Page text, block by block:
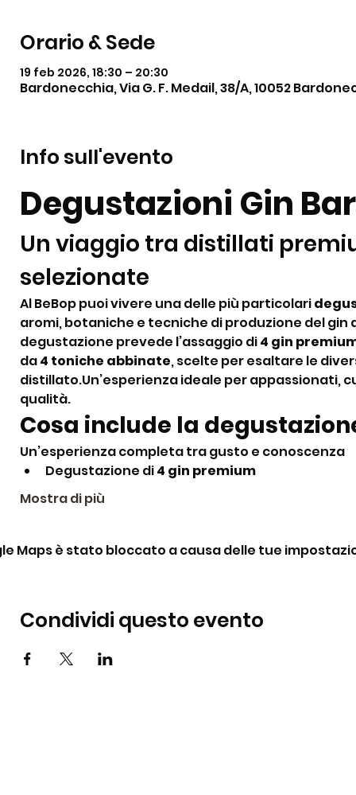
Orario & Sede
19 feb 2026, 18:30 – 20:30
Bardonecchia, Via G. F. Medail, 38/A, 10052
Info sull'evento
Degustazioni Gin
Un viaggio tra distillati
selezionate
Al BeBop puoi vivere una delle più particolari
aromi, botaniche e tecniche di produzione del
degustazione prevede l’assaggio di 4 gin
da 4 toniche abbinate, scelte per esaltare le
distillato.Un’esperienza ideale per appassionati,
qualità.
Cosa include la
Un’esperienza completa tra gusto e conoscenza
Degustazione di 4 gin premium
Mostra di più
Maps è stato bloccato a causa delle tue
Condividi questo evento